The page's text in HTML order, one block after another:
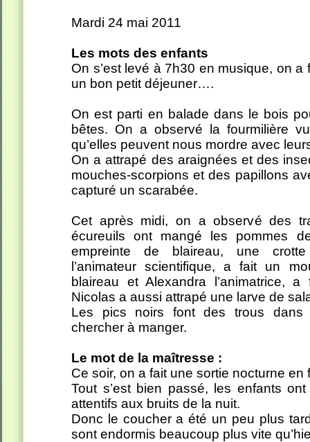
Mardi 24 mai 2011
Les mots des enfants
On s’est levé à 7h30 en musique, on a
un bon petit déjeuner….
On est parti en balade dans le bois
bêtes. On a observé la fourmilière
qu’elles peuvent nous mordre avec
On a attrapé des araignées et des
mouches-scorpions et des papillons
capturé un scarabée.
Cet après midi, on a observé des
écureuils ont mangé les pommes
empreinte de blaireau, une
l’animateur scientifique, a fait un
blaireau et Alexandra l’animatrice, a
Nicolas a aussi attrapé une larve de
Les pics noirs font des trous dans
chercher à manger.
Le mot de la maîtresse :
Ce soir, on a fait une sortie nocturne en
Tout s’est bien passé, les enfants
attentifs aux bruits de la nuit.
Donc le coucher a été un peu plus
sont endormis beaucoup plus vite